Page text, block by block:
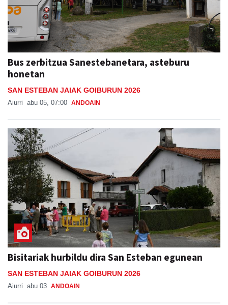
Bus zerbitzua Sanestebanetara, asteburu
honetan
SAN ESTEBAN JAIAK GOIBURUN 2026
Aiurri abu 05, 07:00 ANDOAIN
Bisitariak hurbildu dira San Esteban egunean
SAN ESTEBAN JAIAK GOIBURUN 2026
Aiurri abu 03 ANDOAIN